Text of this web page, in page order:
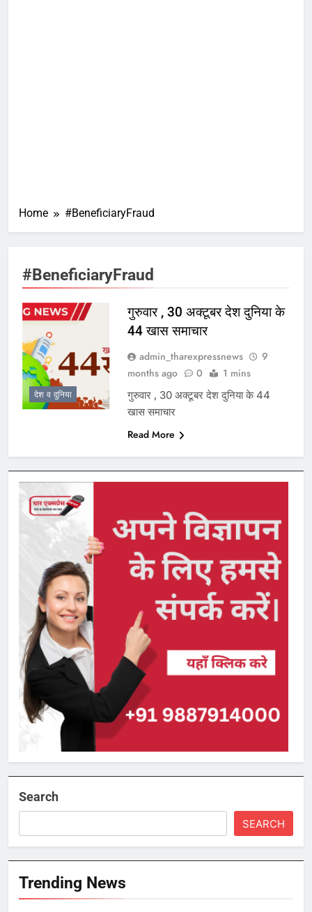
Home #BeneficiaryFraud
#BeneficiaryFraud
देश व दुनिया
गुरुवार , 30 अक्टूबर देश दुनिया के
44 खास समाचार
admin_tharexpressnews
9
months ago
0 1 mins
गुरुवार , 30 अक्टूबर देश दुनिया के 44
खास समाचार
Read More
Search
SEARCH
Trending News